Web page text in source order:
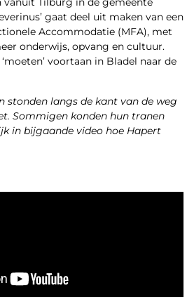
gaat deel uit maken van een
Accommodatie (MFA), met
onderwijs, opvang en cultuur.
voortaan in Bladel naar de
stonden langs de kant van de weg
Sommigen konden hun tranen
in bijgaande video hoe Hapert